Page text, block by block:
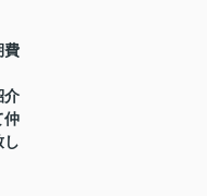
費
介
仲
し